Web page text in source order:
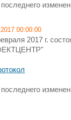
00:00:00
2017 г.